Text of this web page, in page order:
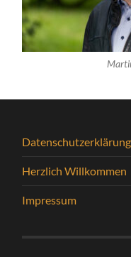
Datenschutzerklärung
Herzlich Willkommen
Impressum